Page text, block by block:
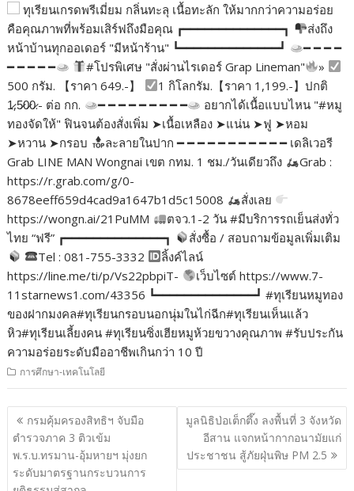
ทุเรียนเกรดพรีเมี่ยม กลิ่นทะลุ เนื้อทะลัก ให้มากกว่าความอร่อย
คือคุณภาพที่พร้อมเสิร์ฟถึงมือคุณ ┏━━━━━━━━━━━━━━┓
ส่งถึง
หน้าบ้านทุกออเดอร์ "มีหน้าร้าน" ┗━━━━━━━━━━━━━━┛
━ ━ ━ ━
━ ━ ━ ━ ━
#โปรพิเศษ "สั่งผ่านไรเดอร์ Grap Lineman"
»
500 กรัม. 【ราคา 649.-】
1 กิโลกรัม.【ราคา 1,199.-】ปกติ
1̷,5̷0̷0̷.- ต่อ กก.
━ ━ ━ ━ ━ ━ ━ ━ ━
อยากได้เนื้อแบบไหน "#หมู
ทองจัดให้" ฟินจนต้องสั่งเพิ่ม ➤เนื้อเหลือง ➤แน่น ➤ฟู ➤หอม
➤หวาน ➤กรอบ
ละลายในปาก ━ ━ ━ ━ ━ ━ ━ ━ ━ ━ ━ เดลิเวอรี
Grab LINE MAN Wongnai เขต กทม. 1 ชม./วันเดียวถึง
Grab :
https://r.grab.com/g/0-
8678eeff659d4cad9a1647b1d5c15008
สั่งเลย
https://wongn.ai/21PuMM
ตจว.1-2 วัน #มีบริการรถเย็นส่งทั่ว
ไทย “ฟรี” ┏━━━━━━━━━━━━━━┓
สั่งซื้อ / สอบถามข้อมูลเพิ่มเติม
Tel : 081-755-3332
ลิ้งค์ไลน์
https://line.me/ti/p/Vs22pbpiT-
เว็บไซต์ https://www.7-
11starnews1.com/43356 ┗━━━━━━━━━━━━━━┛ #ทุเรียนหมูทอง
ของฝากมงคล#ทุเรียนกรอบนอกนุ่มในไก่ฉีก#ทุเรียนเห็นแล้ว
หิว#ทุเรียนเลี้ยงคน #ทุเรียนซิ่งเฮียหมูห้วยขวางคุณภาพ #รับประกัน
ความอร่อยระดับมืออาชีพเกินกว่า 10 ปี
การศึกษา-เทคโนโลยี
แนะแนว
เรื่อง
กรมคุ้มครองสิทธิฯ จับมือ
ตำรวจภาค 3 ติวเข้ม
พ.ร.บ.ทรมาน-อุ้มหายฯ มุ่งยก
ระดับมาตรฐานกระบวนการ
มูลนิธิป่อเต็กตึ๊ง ลงพื้นที่ 3 จังหวัด
อีสาน แจกหน้ากากอนามัยแก่
ประชาชน สู้ภัยฝุ่นพิษ PM 2.5